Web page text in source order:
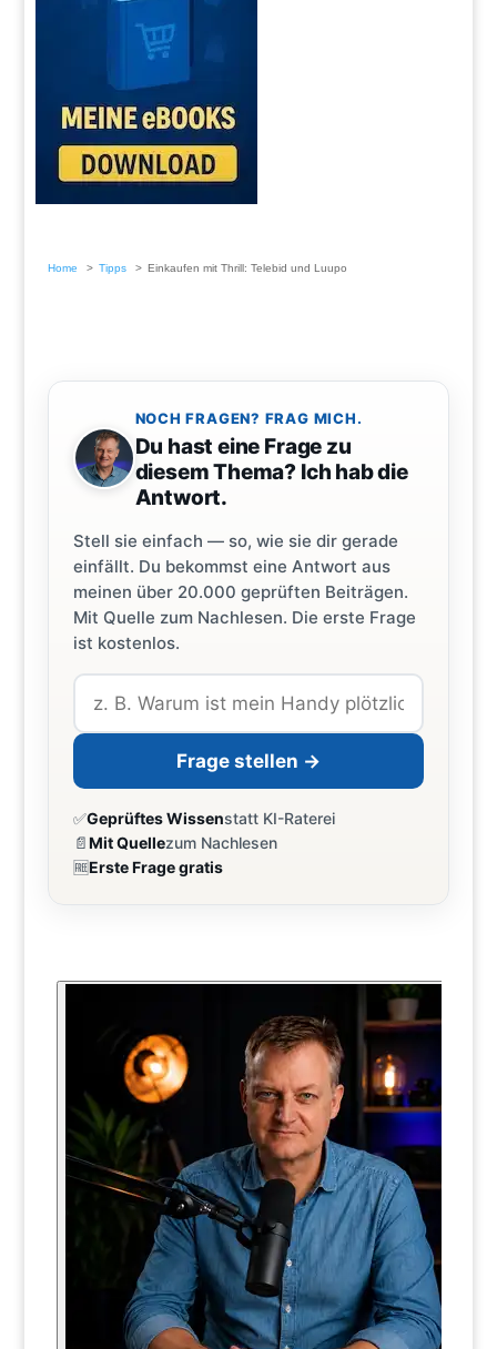
Home Tipps Einkaufen mit Thrill: Telebid und Luupo
NOCH FRAGEN? FRAG MICH.
Du hast eine Frage zu
diesem Thema? Ich hab die
Antwort.
Stell sie einfach — so, wie sie dir gerade
einfällt. Du bekommst eine Antwort aus
meinen über 20.000 geprüften Beiträgen.
Mit Quelle zum Nachlesen. Die erste Frage
ist kostenlos.
Frage stellen →
✅Geprüftes Wissenstatt KI-Raterei
📄Mit Quellezum Nachlesen
🆓Erste Frage gratis